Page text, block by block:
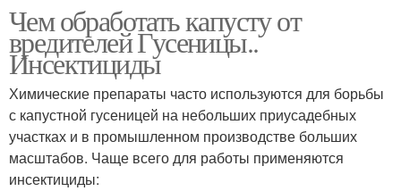
Чем обработать капусту от
вредителей Гусеницы..
Инсектициды
Химические препараты часто используются для борьбы
с капустной гусеницей на небольших приусадебных
участках и в промышленном производстве больших
масштабов. Чаще всего для работы применяются
инсектициды: